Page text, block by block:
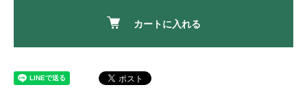
カートに入れる